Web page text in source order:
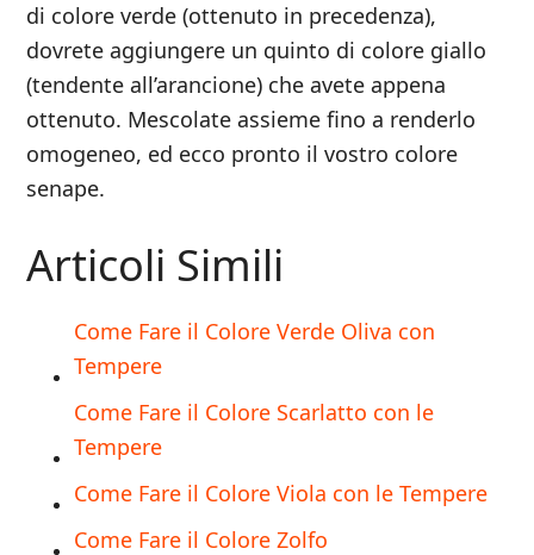
di colore verde (ottenuto in precedenza),
dovrete aggiungere un quinto di colore giallo
(tendente all’arancione) che avete appena
ottenuto. Mescolate assieme fino a renderlo
omogeneo, ed ecco pronto il vostro colore
senape.
Articoli Simili
Come Fare il Colore Verde Oliva con
Tempere
Come Fare il Colore Scarlatto con le
Tempere
Come Fare il Colore Viola con le Tempere
Come Fare il Colore Zolfo